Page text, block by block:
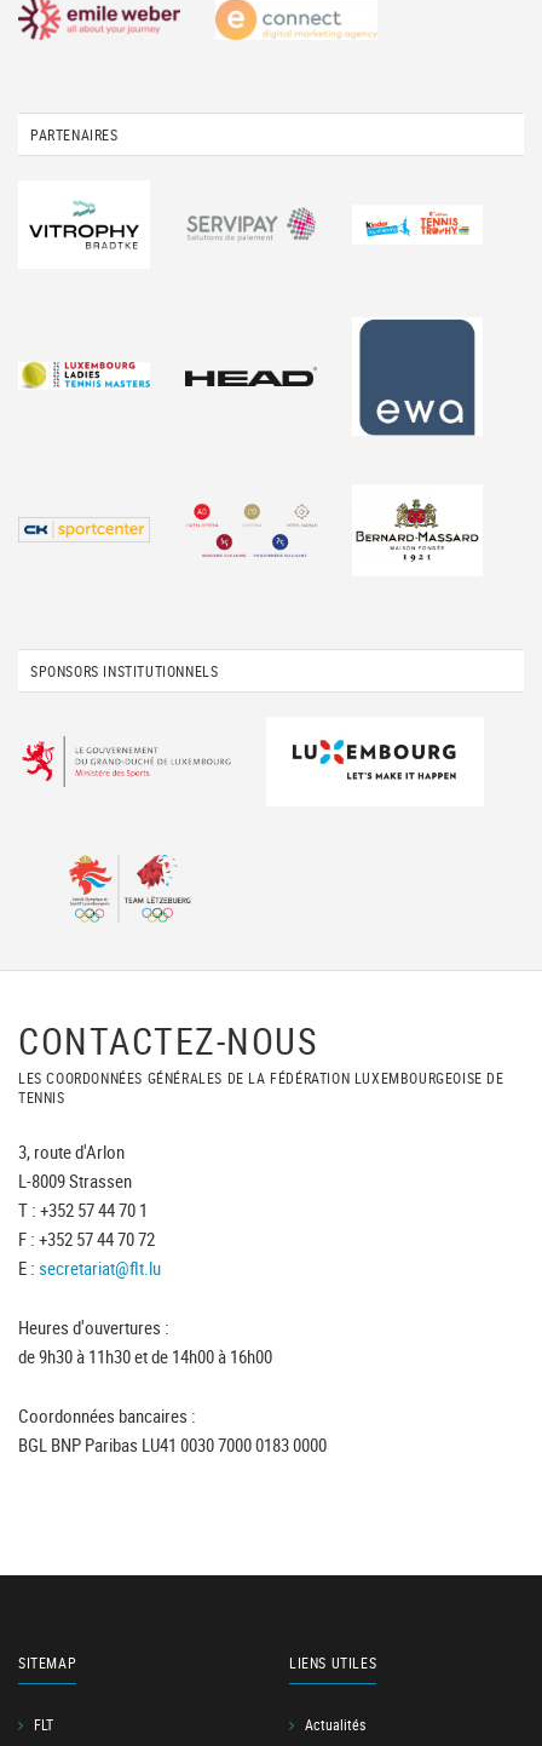
PARTENAIRES
SPONSORS INSTITUTIONNELS
CONTACTEZ-NOUS
LES COORDONNÉES GÉNÉRALES DE LA FÉDÉRATION LUXEMBOURGEOISE DE
TENNIS
3, route d'Arlon
L-8009 Strassen
T : +352 57 44 70 1
F : +352 57 44 70 72
E : secretariat@flt.lu
Heures d'ouvertures :
de 9h30 à 11h30 et de 14h00 à 16h00
Coordonnées bancaires :
BGL BNP Paribas LU41 0030 7000 0183 0000
SITEMAP
FLT
LIENS UTILES
Actualités